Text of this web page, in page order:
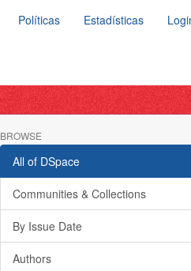
Políticas Estadísticas
BROWSE
All of DSpace
Communities & Collections
By Issue Date
Authors